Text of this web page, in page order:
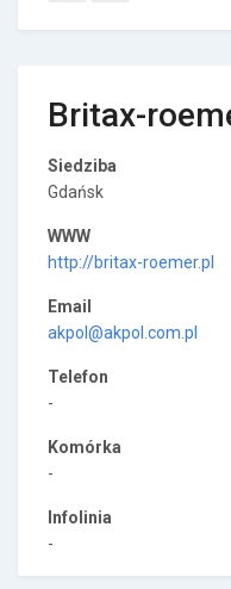
Britax-
Siedziba
Gdańsk
WWW
http://britax-roemer.pl
Email
akpol@akpol.com.pl
Telefon
-
Komórka
-
Infolinia
-